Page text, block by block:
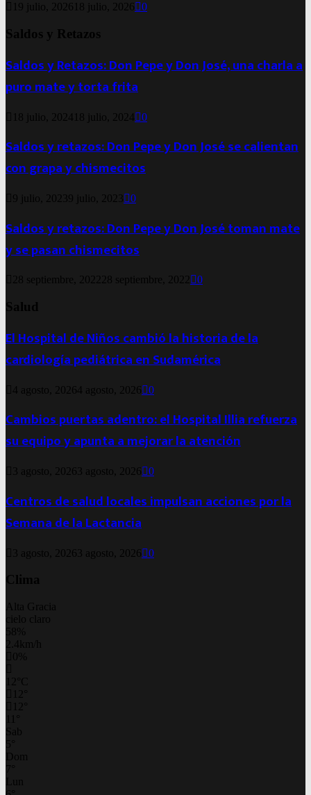
19 julio, 2026 18 julio, 2026 0
Saldos y Retazos
Saldos y Retazos: Don Pepe y Don José, una charla a
puro mate y torta frita
18 julio, 2024 18 julio, 2024 0
Saldos y retazos: Don Pepe y Don José se calientan
con grapa y chismecitos
9 julio, 20239 julio, 2023 0
Saldos y retazos: Don Pepe y Don José toman mate
y se pasan chismecitos
28 septiembre, 202228 septiembre, 2022 0
Salud
El Hospital de Niños cambió la historia de la
cardiología pediátrica en Sudamérica
4 agosto, 20264 agosto, 2026 0
Cambios puertas adentro: el Hospital Illia refuerza
su equipo y apunta a mejorar la atención
3 agosto, 2026 3 agosto, 2026 0
Centros de salud locales impulsan acciones por la
Semana de la Lactancia
3 agosto, 2026 3 agosto, 2026 0
Clima
Alta Gracia
cielo claro
58%
2.4km/h
0%
C
Sab
5
Dom
7
Lun